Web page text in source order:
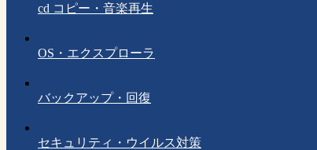
cd コピー・音楽再生
OS・エクスプローラ
バックアップ・回復
セキュリティ・ウイルス対策